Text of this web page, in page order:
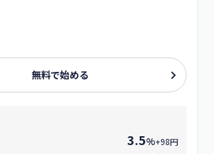
無料で始める
3.5%+98円